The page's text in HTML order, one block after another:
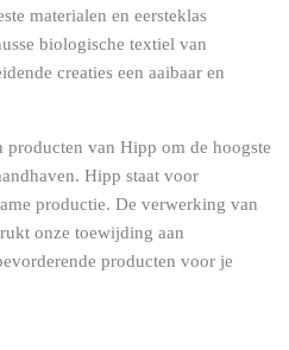
materialen en eersteklas
biologische textiel van
creaties een aaibaar en
producten van Hipp om de hoogste
Hipp staat voor
productie. De verwerking van
onze toewijding aan
producten voor je